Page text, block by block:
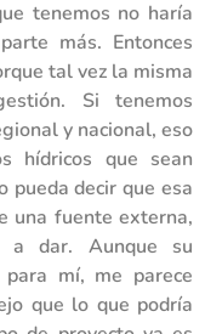
tenemos no haría
más. Entonces
tal vez la misma
Si tenemos
y nacional, eso
hídricos que sean
pueda decir que esa
una fuente externa,
a dar. Aunque su
mí, me parece
que lo que podría